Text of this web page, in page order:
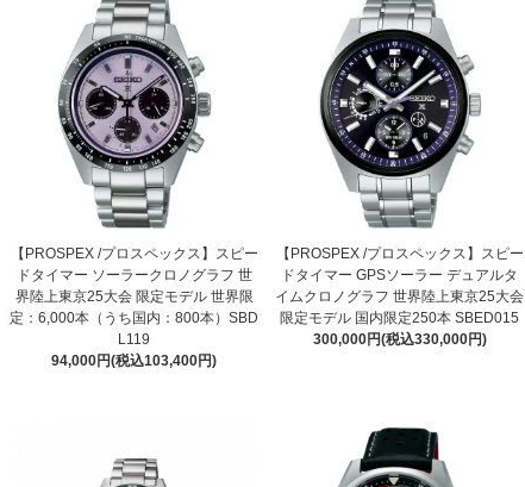
【PROSPEX /プロスペックス】スピー
ドタイマー ソーラークロノグラフ 世
界陸上東京25大会 限定モデル 世界限
定：6,000本（うち国内：800本）SBD
L119
94,000円(税込103,400円)
【PROSPEX /プロスペックス】スピー
ドタイマー GPSソーラー デュアルタ
イムクロノグラフ 世界陸上東京25大会
限定モデル 国内限定250本 SBED015
300,000円(税込330,000円)